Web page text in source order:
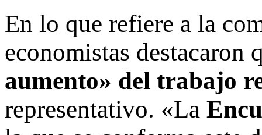
En lo que refiere a la
economistas destacaron
aumento» del trabajo
representativo. «La